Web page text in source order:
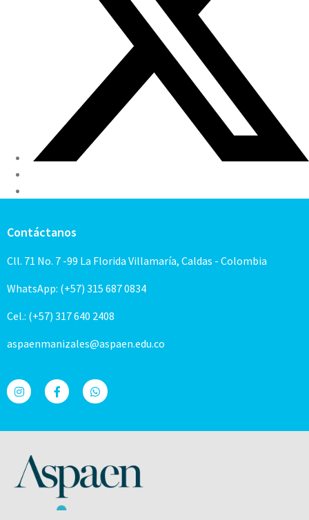
Contáctanos
Cll. 71 No. 7 -99 La Florida Villamaría, Caldas - Colombia
WhatsApp: (+57) 315 687 0834
Cel.: (+57) 317 640 2408
aspaenmanizales@aspaen.edu.co